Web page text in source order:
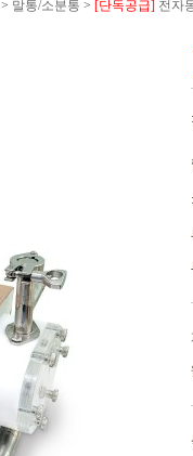
> 말통/소분통 > [단독공급] 전자